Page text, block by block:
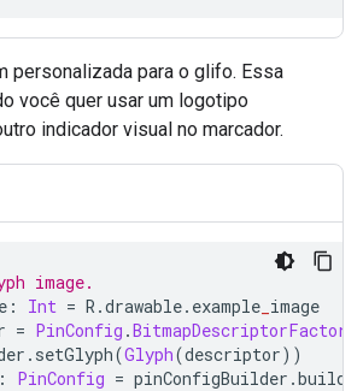
personalizada para o glifo. Essa
você quer usar um logotipo
indicador visual no marcador.
image.
: Int = R .drawable. example image
= PinConfig .BitmapDescriptorFactory
. setGlyph(Glyph(descriptor))
: PinConfig = pinConfigBuilder .build